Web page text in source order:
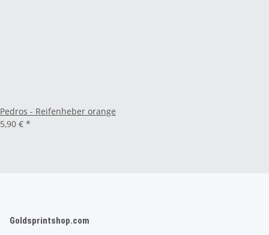
Pedros - Reifenheber orange
5,90 € *
Goldsprintshop.com